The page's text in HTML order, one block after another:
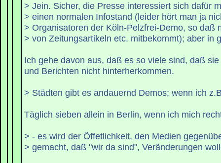
> Jein. Sicher, die Presse interessiert sich dafür
> einen normalen Infostand (leider hört man ja
> Organisatoren der Köln-Pelzfrei-Demo, so daß
> von Zeitungsartikeln etc. mitbekommt); aber in
Ich gehe davon aus, daß es so viele sind, daß
und Berichten nicht hinterherkommen.
> Städten gibt es andauernd Demos; wenn ich
Täglich sieben allein in Berlin, wenn ich mich
> - es wird der Öffetlichkeit, den Medien
> gemacht, daß "wir da sind", Veränderungen